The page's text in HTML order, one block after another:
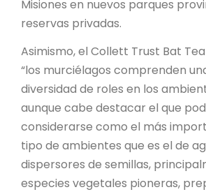
Misiones en nuevos parques
reservas privadas.
Asimismo, el Collett Trust Bat
“los murciélagos comprenden
diversidad de roles en los
aunque cabe destacar el que
considerarse como el más
tipo de ambientes que es el de
dispersores de semillas,
especies vegetales pioneras,